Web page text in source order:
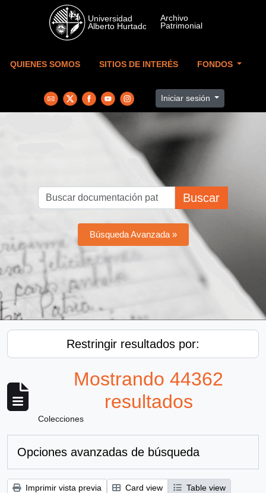
Skip to main content
QUIENES SOMOS SITIOS DE INTERÉS FONDOS
Iniciar sesión
Buscar
Búsqueda Avanzada »
Restringir resultados por:
Mostrando 44362
resultados
Colecciones
Opciones avanzadas de búsqueda
Imprimir vista previa Card view
Table view